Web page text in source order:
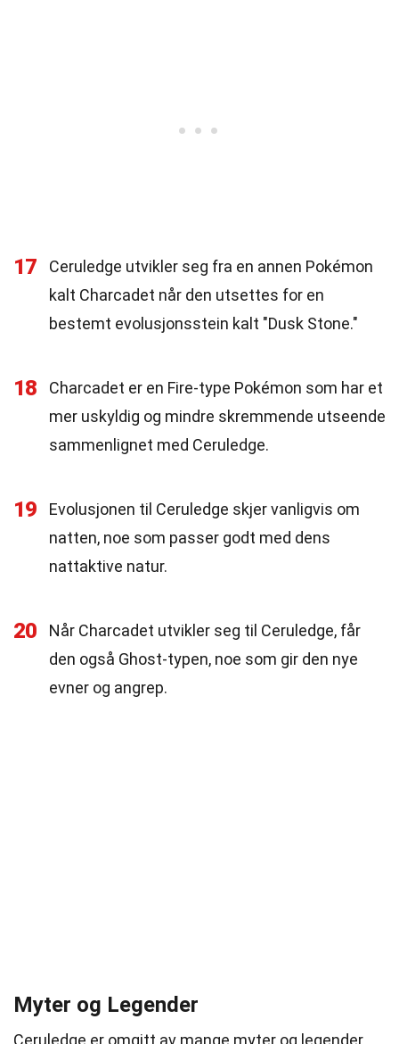
17
Ceruledge utvikler seg fra en annen Pokémon
kalt Charcadet når den utsettes for en
bestemt evolusjonsstein kalt "Dusk Stone."
18
Charcadet er en Fire-type Pokémon som har et
mer uskyldig og mindre skremmende utseende
sammenlignet med Ceruledge.
19
Evolusjonen til Ceruledge skjer vanligvis om
natten, noe som passer godt med dens
nattaktive natur.
20
Når Charcadet utvikler seg til Ceruledge, får
den også Ghost-typen, noe som gir den nye
evner og angrep.
Myter og Legender
Ceruledge er omgitt av mange myter og legender